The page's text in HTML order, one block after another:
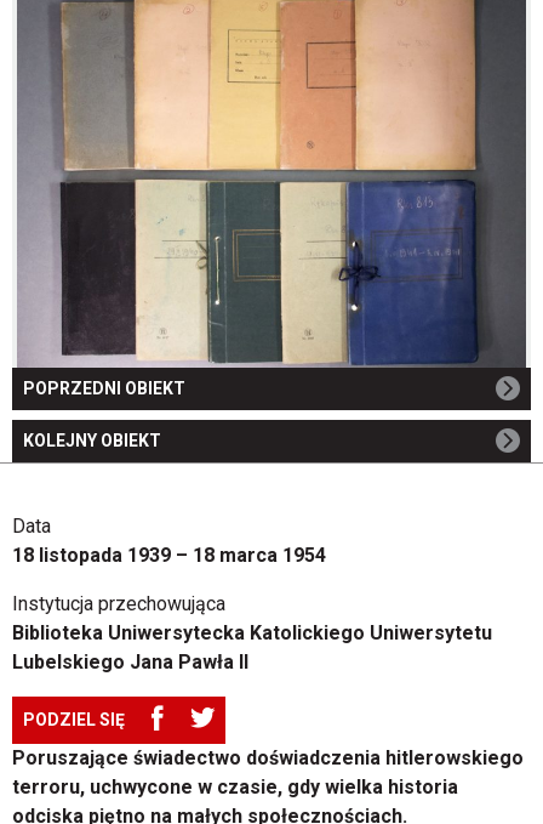
POPRZEDNI OBIEKT
KOLEJNY OBIEKT
Data
18 listopada 1939 – 18 marca 1954
Instytucja przechowująca
Biblioteka Uniwersytecka Katolickiego Uniwersytetu
Lubelskiego Jana Pawła II
PODZIEL SIĘ
Poruszające świadectwo doświadczenia hitlerowskiego
terroru, uchwycone w czasie, gdy wielka historia
odciska piętno na małych społecznościach.